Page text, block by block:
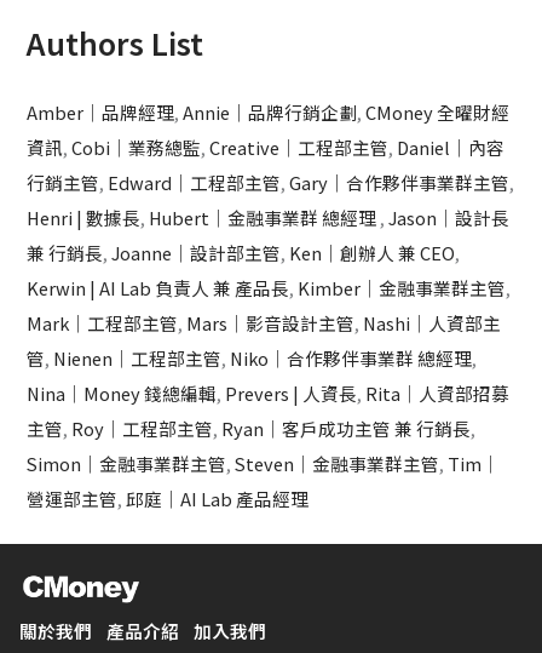
Authors List
Amber｜品牌經理,Annie｜品牌行銷企劃,CMoney 全曜財經
資訊,Cobi｜業務總監,Creative｜工程部主管, Daniel｜內容
行銷主管, Edward｜工程部主管,Gary｜合作夥伴事業群主管,
Henri | 數據長, Hubert｜金融事業群 總經理,Jason｜設計長
兼 行銷長,Joanne｜設計部主管, Ken｜創辦人 兼 CEO,
Kerwin | AI Lab 負責人 兼 產品長, Kimber｜金融事業群主管,
Mark｜工程部主管, Mars｜影音設計主管, Nashi｜人資部主
管, Nienen｜工程部主管, Niko｜合作夥伴事業群 總經理,
Nina｜Money 錢總編輯, Prevers | 人資長, Rita｜人資部招募
主管, Roy｜工程部主管, Ryan｜客戶成功主管 兼 行銷長,
Simon｜金融事業群主管,Steven｜金融事業群主管, Tim｜
營運部主管,邱庭｜AI Lab 產品經理
關於我們 產品介紹 加入我們